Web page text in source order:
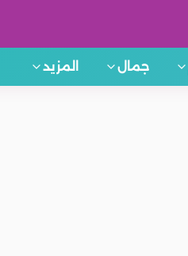
جمال المزيد